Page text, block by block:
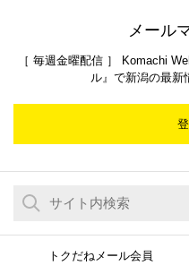
メール
［ 毎週金曜配信 ］ Komachi
ル』で新潟の最新
トクだねメール会員